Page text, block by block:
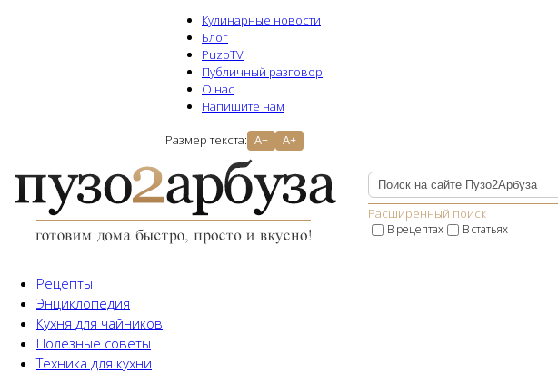
Кулинарные новости
Блог
PuzoTV
Публичный разговор
О нас
Напишите нам
Размер текста: A− A+
Расширенный поиск
В рецептах В статьях
Рецепты
Энциклопедия
Кухня для чайников
Полезные советы
Техника для кухни